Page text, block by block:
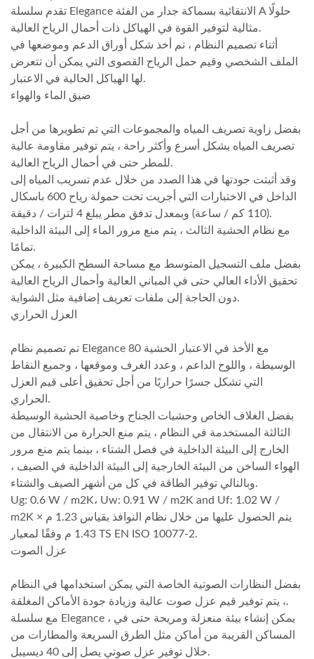
تقدم سلسلة Elegance الانتقائية بسماكة جدار من الفئة A حلولًا
مثالية لتوفير القوة في الهياكل ذات أحمال الرياح العالية.
أثناء تصميم النظام ، تم أخذ شكل أوراق الدعم وموضعها في
الملف الشخصي وقيم حمل الرياح القصوى التي يمكن أن تتعرض
لها الهياكل الحالية في الاعتبار.
ضيق الماء والهواء
بفضل زاوية تصريف المياه والمجموعات التي تم تطويرها من أجل
تصريف المياه بشكل أسرع وأكثر راحة ، يتم توفير مقاومة عالية
للمطر حتى في أحمال الرياح العالية.
وقد أثبتت جودتها في هذا الصدد من خلال عدم تسريب المياه إلى
الداخل في الاختبارات التي أجريت تحت حمولة رياح 600 باسكال
(110 كم / ساعة) وبمعدل تدفق مطر يبلغ 4 لترات / دقيقة.
مع نظام الحشية الثالث ، يتم منع مرور الماء إلى البيئة الداخلية
تمامًا.
بفضل ملف التسجيل المتوسط ​​مع مساحة السطح الكبيرة ، يمكن
تحقيق الأداء العالي حتى في المباني العالية وأحمال الرياح العالية
دون الحاجة إلى ملفات تعريف إضافية مثل الشواية.
العزل الحراري
تم تصميم نظام Elegance 80 مع الأخذ في الاعتبار الحشية
الوسيطة ، واللوح الداعم ، وعدد الغرف وموقعها ، وجميع النقاط
التي تشكل جسرًا حراريًا من أجل تحقيق أعلى قيم العزل
الحراري.
بفضل الغلاف الخاص وحشيات الجناح وخاصية الحشية الوسيطة
الثالثة المستخدمة في النظام ، يتم منع الحرارة من الانتقال من
الخارج إلى البيئة الداخلية في فصل الشتاء ، بينما يتم منع مرور
الهواء الساخن من البيئة الخارجية إلى البيئة الداخلية في الصيف ،
وبالتالي توفير الطاقة في كل من أشهر الصيف والشتاء.
Ug: 0.6 W / m2K، Uw: 0.91 W / m2K and Uf: 1.02 W /
m2K يتم الحصول عليها من خلال نظام النوافذ بقياس 1.23 م ×
1.43 م وفقًا لمعيار TS EN ISO 10077-2.
عزل الصوت
بفضل النظارات الصوتية الخاصة التي يمكن استخدامها في النظام
، يتم توفير قيم عزل صوت عالية وزيادة جودة الأماكن المغلقة.
مع سلسلة Elegance ، يمكن إنشاء بيئة منعزلة ومريحة حتى في
المساكن القريبة من أماكن مثل الطرق السريعة والمطارات من
خلال توفير عزل صوتي يصل إلى 40 ديسيبل.